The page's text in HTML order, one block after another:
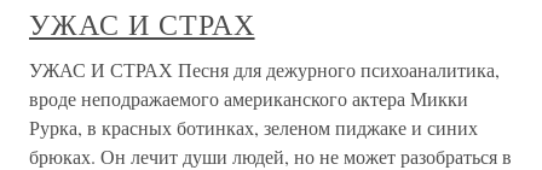
УЖАС И СТРАХ
УЖАС И СТРАХ Песня для дежурного психоаналитика,
вроде неподражаемого американского актера Микки
Рурка, в красных ботинках, зеленом пиджаке и синих
брюках. Он лечит души людей, но не может разобраться в